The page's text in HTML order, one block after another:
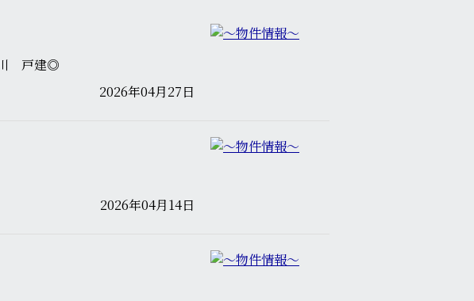
川 戸建◎
2026年04月27日
2026年04月14日